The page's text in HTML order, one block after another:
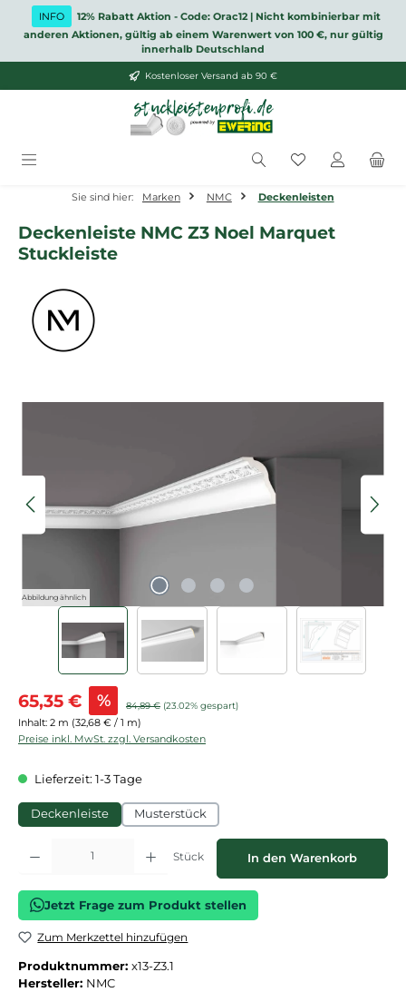
Zum Hauptinhalt springen
INFO
12% Rabatt Aktion - Code: Orac12 | Nicht kombinierbar mit
anderen Aktionen, gültig ab einem Warenwert von 100 €, nur gültig
innerhalb Deutschland
Kostenloser Versand ab 90 €
Du hast 0
Sie sind hier: Marken NMC Deckenleisten
Deckenleiste NMC Z3 Noel Marquet
Stuckleiste
Abbildung ähnlich
Verkaufspreis:
65,35 € % Regulärer Preis:
84,89 € (23.02% gespart)
Inhalt: 2 m (32,68 € / 1 m)
Preise inkl. MwSt. zzgl. Versandkosten
Lieferzeit: 1-3 Tage
Deckenleiste Musterstück
Produkt Anzahl: Gib den gewünschten Wert ein oder benutze die
Stück In den Warenkorb
Jetzt Frage zum Produkt stellen
Zum Merkzettel hinzufügen
Produktnummer: x13-Z3.1
Hersteller: NMC